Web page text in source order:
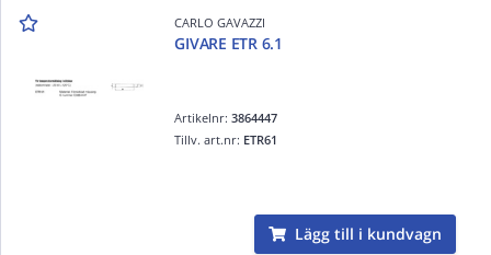
CARLO GAVAZZI
GIVARE ETR 6.1
Artikelnr:3864447
Tillv. art.nr: ETR61
Lägg till i kundvagn